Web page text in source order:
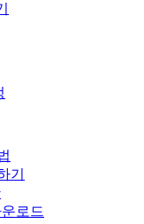
기
로드